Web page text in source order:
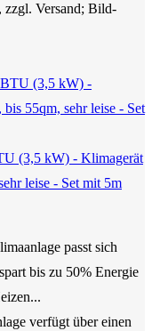
Versand; Bild-
(3,5 kW) - Klimagerät
leise - Set mit 5m
passt sich
bis zu 50% Energie
verfügt über einen